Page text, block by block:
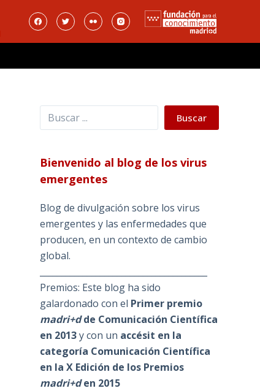
Buscar Buscar
Bienvenido al blog de los virus
emergentes
Blog de divulgación sobre los virus
emergentes y las enfermedades que
producen, en un contexto de cambio
global.
Premios: Este blog ha sido
galardonado con el Primer premio
madri+dde Comunicación Científica
en 2013y con un accésit en la
categoría Comunicación Científica
en la X Edición de los Premios
madri+den 2015